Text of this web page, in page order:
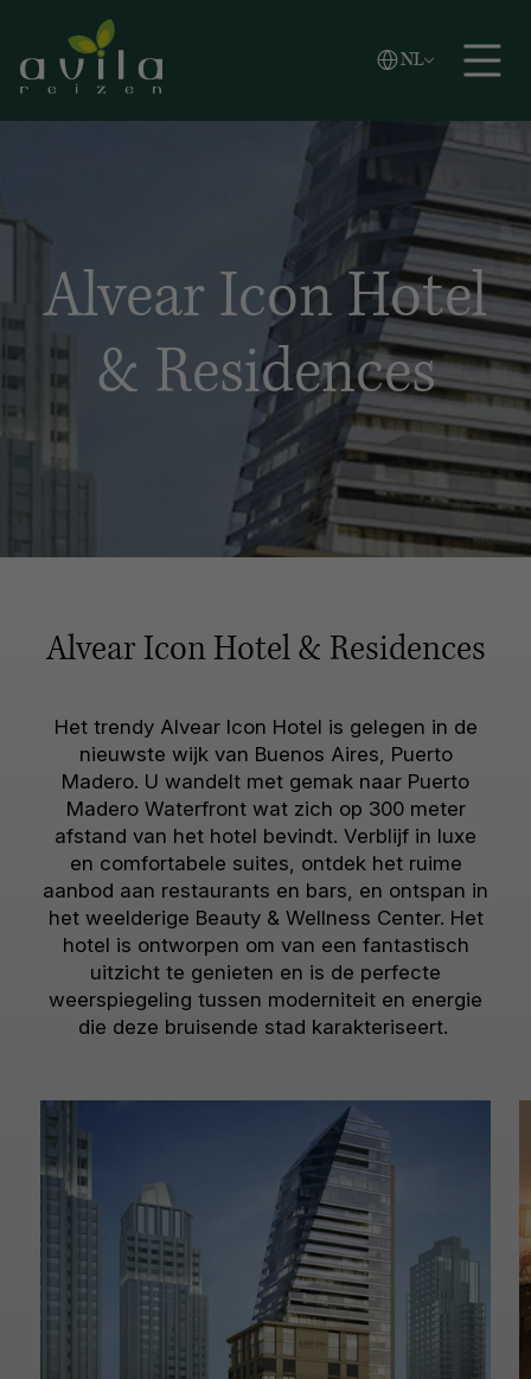
Zoeken
NL
Vlaams
English
Alvear Icon Hotel
& Residences
Alvear Icon Hotel & Residences
Het trendy Alvear Icon Hotel is gelegen in de
nieuwste wijk van Buenos Aires, Puerto
Madero. U wandelt met gemak naar Puerto
Madero Waterfront wat zich op 300 meter
afstand van het hotel bevindt. Verblijf in luxe
en comfortabele suites, ontdek het ruime
aanbod aan restaurants en bars, en ontspan in
het weelderige Beauty & Wellness Center. Het
hotel is ontworpen om van een fantastisch
uitzicht te genieten en is de perfecte
weerspiegeling tussen moderniteit en energie
die deze bruisende stad karakteriseert.